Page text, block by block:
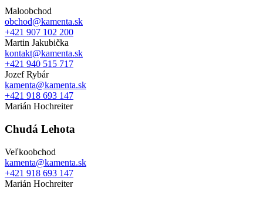
Maloobchod
obchod@kamenta.sk
+421 907 102 200
Martin Jakubička
kontakt@kamenta.sk
+421 940 515 717
Jozef Rybár
kamenta@kamenta.sk
+421 918 693 147
Marián Hochreiter
Chudá Lehota
Veľkoobchod
kamenta@kamenta.sk
+421 918 693 147
Marián Hochreiter